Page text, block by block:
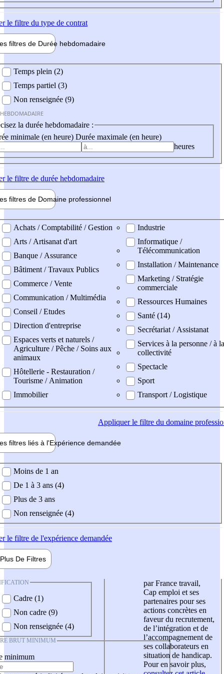
le filtre du type de contrat
filtres de Durée hebdomadaire
Temps plein (2)
Temps partiel (3)
Non renseignée (9)
la durée hebdomadaire :
minimale (en heure) Durée maximale (en heure)
heures
le filtre de durée hebdomadaire
filtres de Domaine professionnel
professionel
Achats / Comptabilité / Gestion
Arts / Artisanat d'art
Banque / Assurance
Bâtiment / Travaux Publics
Commerce / Vente
Communication / Multimédia
Conseil / Etudes
Direction d'entreprise
Espaces verts et naturels /
Agriculture / Pêche / Soins aux
animaux
Hôtellerie - Restauration /
Tourisme / Animation
Immobilier
Industrie
Informatique /
Télécommunication
Installation / Maintenance
Marketing / Stratégie
commerciale
Ressources Humaines
Santé (14)
Secrétariat / Assistanat
Services à la personne / à la
collectivité
Spectacle
Sport
Transport / Logistique
Appliquerle filtre du domaine
filtres liés à l'Expérience demandée
demandée
Moins de 1 an
De 1 à 3 ans (4)
Plus de 3 ans
Non renseignée (4)
le filtre de l'expérience demandée
Plus De Filtres
Cadre (1)
Non cadre (9)
Non renseignée (4)
BRUT MINIMUM
minimum
par France travail,
Cap emploi et ses
partenaires pour ses
actions concrètes en
faveur du recrutement,
de l’intégration et de
l’accompagnement de
ses collaborateurs en
situation de handicap.
Pour en savoir plus,